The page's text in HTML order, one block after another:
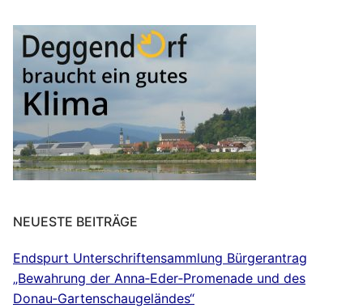
NEUESTE BEITRÄGE
Endspurt Unterschriftensammlung Bürgerantrag
„Bewahrung der Anna‐Eder‐Promenade und des
Donau‐Gartenschaugeländes“